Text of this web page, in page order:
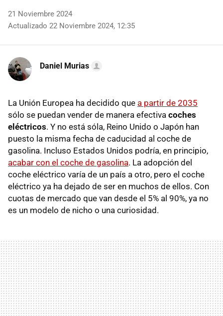
21 Noviembre 2024
Actualizado 22 Noviembre 2024, 12:35
Daniel Murias
La Unión Europea ha decidido que a partir de 2035
sólo se puedan vender de manera efectiva coches
eléctricos. Y no está sóla, Reino Unido o Japón han
puesto la misma fecha de caducidad al coche de
gasolina. Incluso Estados Unidos podría, en principio,
acabar con el coche de gasolina. La adopción del
coche eléctrico varía de un país a otro, pero el coche
eléctrico ya ha dejado de ser en muchos de ellos. Con
cuotas de mercado que van desde el 5% al 90%, ya no
es un modelo de nicho o una curiosidad.